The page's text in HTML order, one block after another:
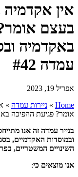
אין
בעצם
באקדמיה
עמדה #42
אפריל 19, 2023
Home
» ניירות עמדה »
אומר? פגיעת ההפיכה
בנייר עמדה זה אנו
ובמוסדות האקדמיים,
השינויים המשטריים,
אנו מוצאים כי: